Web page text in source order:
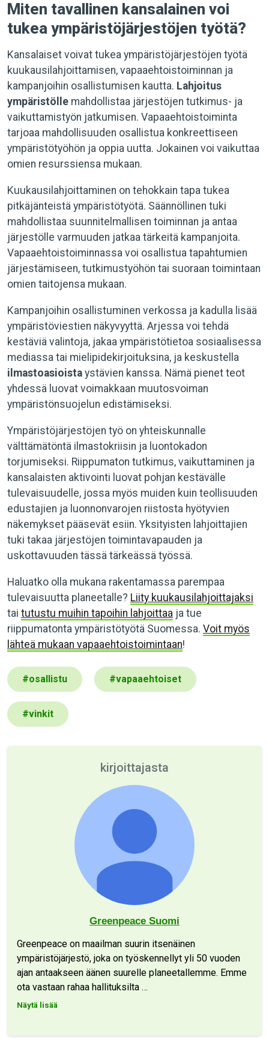
Miten tavallinen kansalainen voi
tukea ympäristöjärjestöjen työtä?
Kansalaiset voivat tukea ympäristöjärjestöjen työtä
kuukausilahjoittamisen, vapaaehtoistoiminnan ja
kampanjoihin osallistumisen kautta. Lahjoitus
ympäristölle mahdollistaa järjestöjen tutkimus- ja
vaikuttamistyön jatkumisen. Vapaaehtoistoiminta
tarjoaa mahdollisuuden osallistua konkreettiseen
ympäristötyöhön ja oppia uutta. Jokainen voi vaikuttaa
omien resurssiensa mukaan.
Kuukausilahjoittaminen on tehokkain tapa tukea
pitkäjänteistä ympäristötyötä. Säännöllinen tuki
mahdollistaa suunnitelmallisen toiminnan ja antaa
järjestölle varmuuden jatkaa tärkeitä kampanjoita.
Vapaaehtoistoiminnassa voi osallistua tapahtumien
järjestämiseen, tutkimustyöhön tai suoraan toimintaan
omien taitojensa mukaan.
Kampanjoihin osallistuminen verkossa ja kadulla lisää
ympäristöviestien näkyvyyttä. Arjessa voi tehdä
kestäviä valintoja, jakaa ympäristötietoa sosiaalisessa
mediassa tai mielipidekirjoituksina, ja keskustella
ilmastoasioista ystävien kanssa. Nämä pienet teot
yhdessä luovat voimakkaan muutosvoiman
ympäristönsuojelun edistämiseksi.
Ympäristöjärjestöjen työ on yhteiskunnalle
välttämätöntä ilmastokriisin ja luontokadon
torjumiseksi. Riippumaton tutkimus, vaikuttaminen ja
kansalaisten aktivointi luovat pohjan kestävälle
tulevaisuudelle, jossa myös muiden kuin teollisuuden
edustajien ja luonnonvarojen riistosta hyötyvien
näkemykset pääsevät esiin. Yksityisten lahjoittajien
tuki takaa järjestöjen toimintavapauden ja
uskottavuuden tässä tärkeässä työssä.
Haluatko olla mukana rakentamassa parempaa
tulevaisuutta planeetalle? Liity kuukausilahjoittajaksi
tai tutustu muihin tapoihin lahjoittaa ja tue
riippumatonta ympäristötyötä Suomessa. Voit myös
lähteä mukaan vapaaehtoistoimintaan!
#osallistu #vapaaehtoiset
#vinkit
kirjoittajasta
Greenpeace Suomi
Greenpeace on maailman suurin itsenäinen
ympäristöjärjestö, joka on työskennellyt yli 50 vuoden
ajan antaakseen äänen suurelle planeetallemme. Emme
ota vastaan rahaa hallituksilta …
Näytä lisää